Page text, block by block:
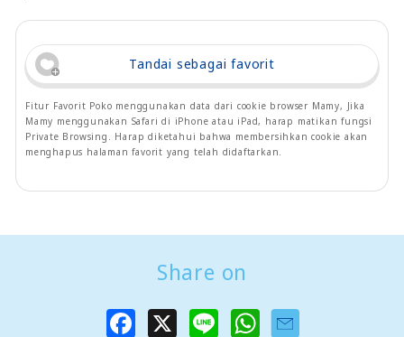
Tandai sebagai favorit
Fitur Favorit Poko menggunakan data dari cookie browser Mamy, Jika
Mamy menggunakan Safari di iPhone atau iPad, harap matikan fungsi
Private Browsing. Harap diketahui bahwa membersihkan cookie akan
menghapus halaman favorit yang telah didaftarkan.
Share on
W